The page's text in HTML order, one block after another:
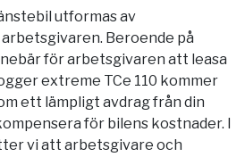
utformas av
Beroende på
för arbetsgivaren att leasa
extreme TCe 110 kommer
ett lämpligt avdrag från din
för bilens kostnader. I
vi att arbetsgivare och